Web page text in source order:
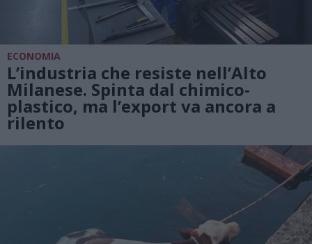
ECONOMIA
L’industria che resiste nell’Alto
Milanese. Spinta dal chimico-
plastico, ma l’export va ancora a
rilento